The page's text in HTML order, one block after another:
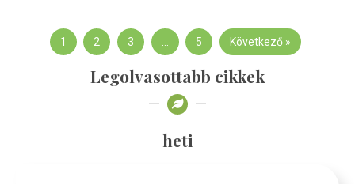
1 2 3 … 5 Következő »
Legolvasottabb cikkek
heti